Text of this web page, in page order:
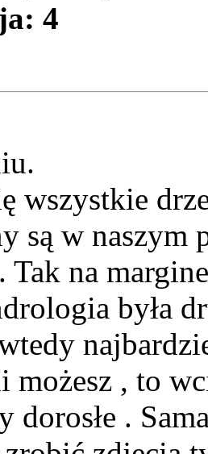
4
wszystkie
są w
Tak na
była
możesz , to
dorosłe .